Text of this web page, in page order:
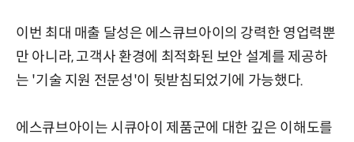
이번 최대 매출 달성은 에스큐브아이의 강력한 영업력뿐
만 아니라, 고객사 환경에 최적화된 보안 설계를 제공하
는 '기술 지원 전문성'이 뒷받침되었기에 가능했다.
에스큐브아이는 시큐아이 제품군에 대한 깊은 이해도를